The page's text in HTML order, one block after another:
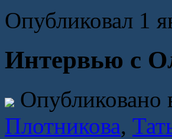
Опубликовал 1
Интервью с
Опубликовано
Плотникова,